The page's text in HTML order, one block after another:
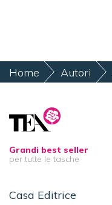
Home Autori
Grandi best seller
per tutte le tasche
Casa Editrice